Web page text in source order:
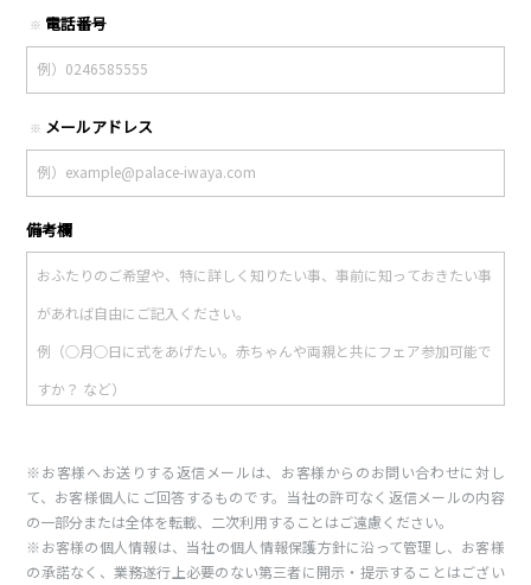
※ 電話番号
※ メールアドレス
備考欄
※お客様へお送りする返信メールは、お客様からのお問い合わせに対し
て、お客様個人にご回答するものです。当社の許可なく返信メールの内容
の一部分または全体を転載、二次利用することはご遠慮ください。
※お客様の個人情報は、当社の個人情報保護方針に沿って管理し、お客様
の承諾なく、業務遂行上必要のない第三者に開示・提示することはござい